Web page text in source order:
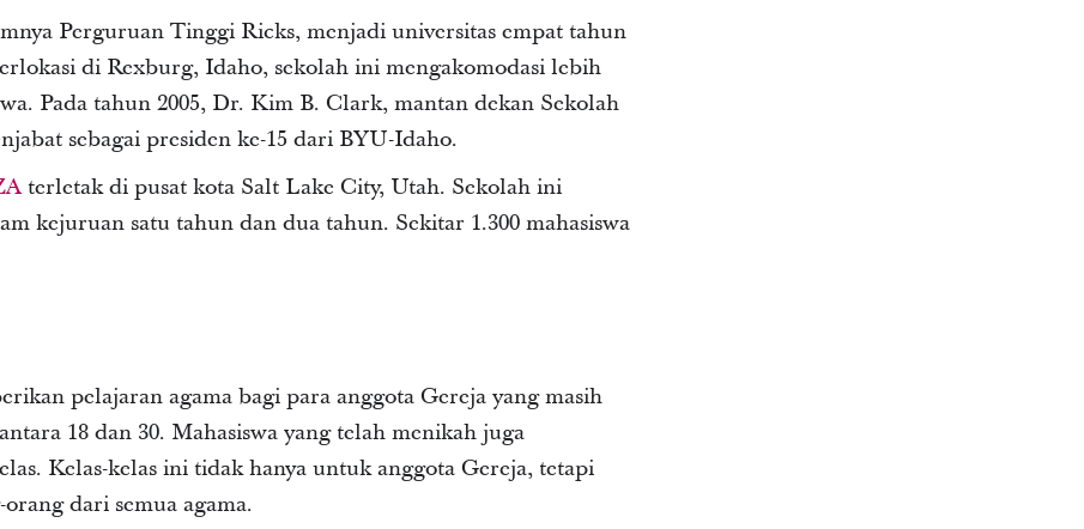
Perguruan Tinggi Ricks, menjadi universitas empat tahun
di Rexburg, Idaho, sekolah ini mengakomodasi lebih
Pada tahun 2005, Dr. Kim B. Clark, mantan dekan Sekolah
sebagai presiden ke-15 dari BYU-Idaho.
terletak di pusat kota Salt Lake City, Utah. Sekolah ini
kejuruan satu tahun dan dua tahun. Sekitar 1.300 mahasiswa
pelajaran agama bagi para anggota Gereja yang masih
18 dan 30. Mahasiswa yang telah menikah juga
Kelas-kelas ini tidak hanya untuk anggota Gereja, tetapi
dari semua agama.